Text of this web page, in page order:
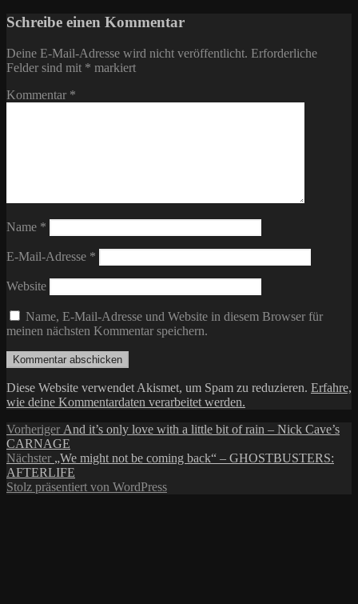
Schreibe einen Kommentar
Deine E-Mail-Adresse wird nicht veröffentlicht. Erforderliche
Felder sind mit * markiert
Kommentar *
Name *
E-Mail-Adresse *
Website
Name, E-Mail-Adresse und Website in diesem Browser für
meinen nächsten Kommentar speichern.
Diese Website verwendet Akismet, um Spam zu reduzieren. Erfahre,
wie deine Kommentardaten verarbeitet werden.
Beitragsnavigation
Vorheriger Vorheriger
Beitrag:
And it’s only love with a little bit of rain – Nick Cave’s
CARNAGE
Nächster
Nächster
Beitrag:
„We might not be coming back“ – GHOSTBUSTERS:
AFTERLIFE
Stolz präsentiert von WordPress